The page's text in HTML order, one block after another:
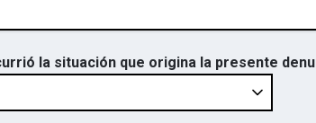
la situación que origina la presente